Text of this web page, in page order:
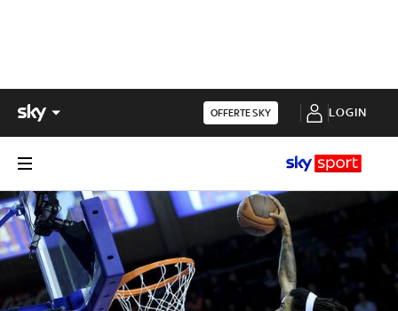
OFFERTE SKY LOGIN